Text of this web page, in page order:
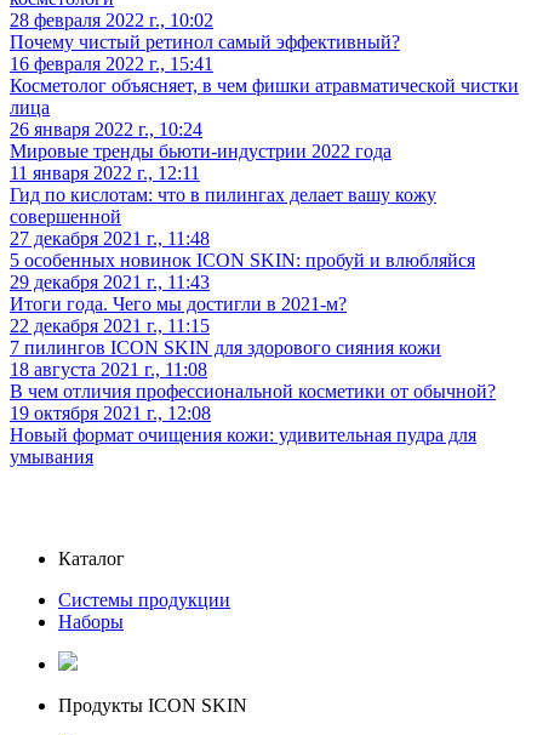
28 февраля 2022 г., 10:02
Почему чистый ретинол самый эффективный?
16 февраля 2022 г., 15:41
Косметолог объясняет, в чем фишки атравматической чистки
лица
26 января 2022 г., 10:24
Мировые тренды бьюти-индустрии 2022 года
11 января 2022 г., 12:11
Гид по кислотам: что в пилингах делает вашу кожу
совершенной
27 декабря 2021 г., 11:48
5 особенных новинок ICON SKIN: пробуй и влюбляйся
29 декабря 2021 г., 11:43
Итоги года. Чего мы достигли в 2021-м?
22 декабря 2021 г., 11:15
7 пилингов ICON SKIN для здорового сияния кожи
18 августа 2021 г., 11:08
В чем отличия профессиональной косметики от обычной?
19 октября 2021 г., 12:08
Новый формат очищения кожи: удивительная пудра для
умывания
Каталог
Системы продукции
Наборы
Продукты ICON SKIN